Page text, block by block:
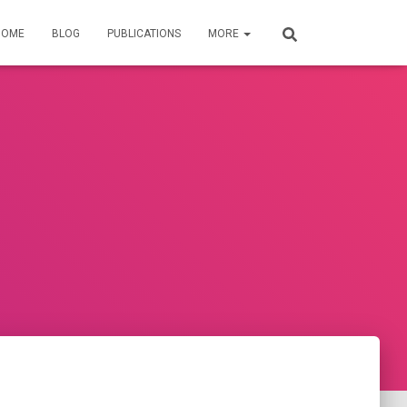
BLOG PUBLICATIONS MORE